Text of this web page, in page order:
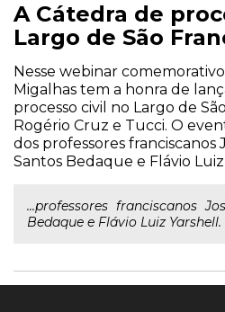
A Cátedra de
Largo de São
Nesse webinar
Migalhas tem a honra de
processo civil no Largo de
Rogério Cruz e Tucci. O
dos professores franciscanos
Santos Bedaque e Flávio
...professores franciscanos
Bedaque e Flávio Luiz Yarshell.